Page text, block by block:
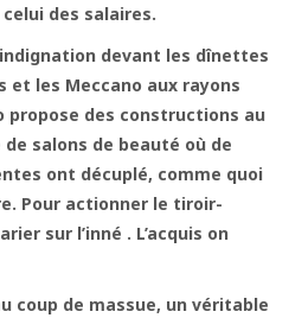
des salaires.
devant les dînettes
et les Meccano aux rayons
propose des constructions au
salons de beauté où de
ont décuplé, comme quoi
Pour actionner le tiroir-
sur l’inné . L’acquis on
coup de massue, un véritable